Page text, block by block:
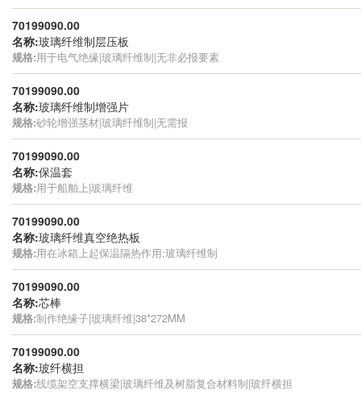
70199090.00
名称:玻璃纤维制层压板
规格:用于电气绝缘|玻璃纤维制|无非必报要素
70199090.00
名称:玻璃纤维制增强片
规格:砂轮增强茎材|玻璃纤维制|无需报
70199090.00
名称:保温套
规格:用于船舶上|玻璃纤维
70199090.00
名称:玻璃纤维真空绝热板
规格:用在冰箱上起保温隔热作用;玻璃纤维制
70199090.00
名称:芯棒
规格:制作绝缘子|玻璃纤维|38*272MM
70199090.00
名称:玻纤横担
规格:线缆架空支撑横梁|玻璃纤维及树脂复合材料制|玻纤横担